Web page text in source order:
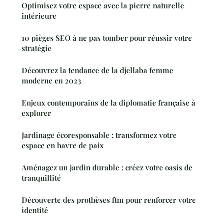
Optimisez votre espace avec la pierre naturelle
intérieure
10 pièges SEO à ne pas tomber pour réussir votre
stratégie
Découvrez la tendance de la djellaba femme
moderne en 2023
Enjeux contemporains de la diplomatie française à
explorer
Jardinage écoresponsable : transformez votre
espace en havre de paix
Aménagez un jardin durable : créez votre oasis de
tranquillité
Découverte des prothèses ftm pour renforcer votre
identité